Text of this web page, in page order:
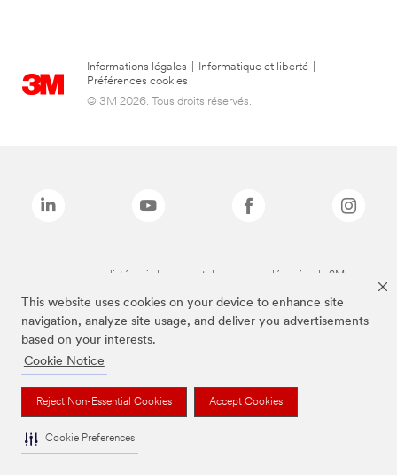
This website uses cookies on your device to enhance site
navigation, analyze site usage, and deliver you advertisements
based on your interests.
Cookie Notice
Reject Non-Essential Cookies Accept Cookies
Cookie Preferences
Informations légales Informatique et liberté
Préférences cookies
© 3M 2026. Tous droits réservés.
Les marques listées ci-dessus sont des marques déposées de 3M.